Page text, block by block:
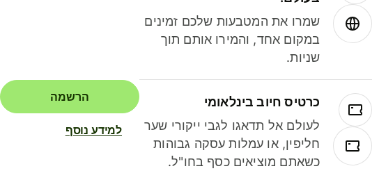
שמרו את המטבעות שלכם זמינים
במקום אחד, והמירו אותם תוך
שניות.
כרטיס חיוב בינלאומי
לעולם אל תדאגו לגבי ייקורי שער
חליפין, או עמלות עסקה גבוהות
כשאתם מוציאים כסף בחו"ל.
הרשמה
למידע נוסף